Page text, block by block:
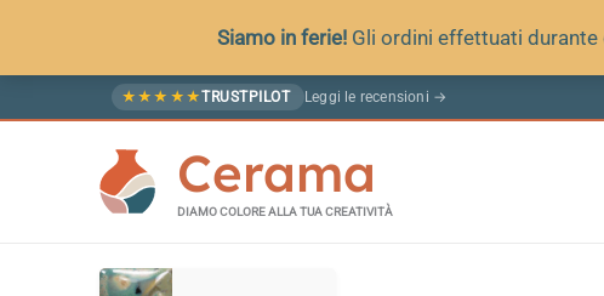
Siamo in ferie! Gli ordini effettuati
al
★ ★ ★ ★ ★TRUSTPILOT Leggi le recensioni →
Cerama
DIAMO COLORE ALLA TUA CREATIVITÀ